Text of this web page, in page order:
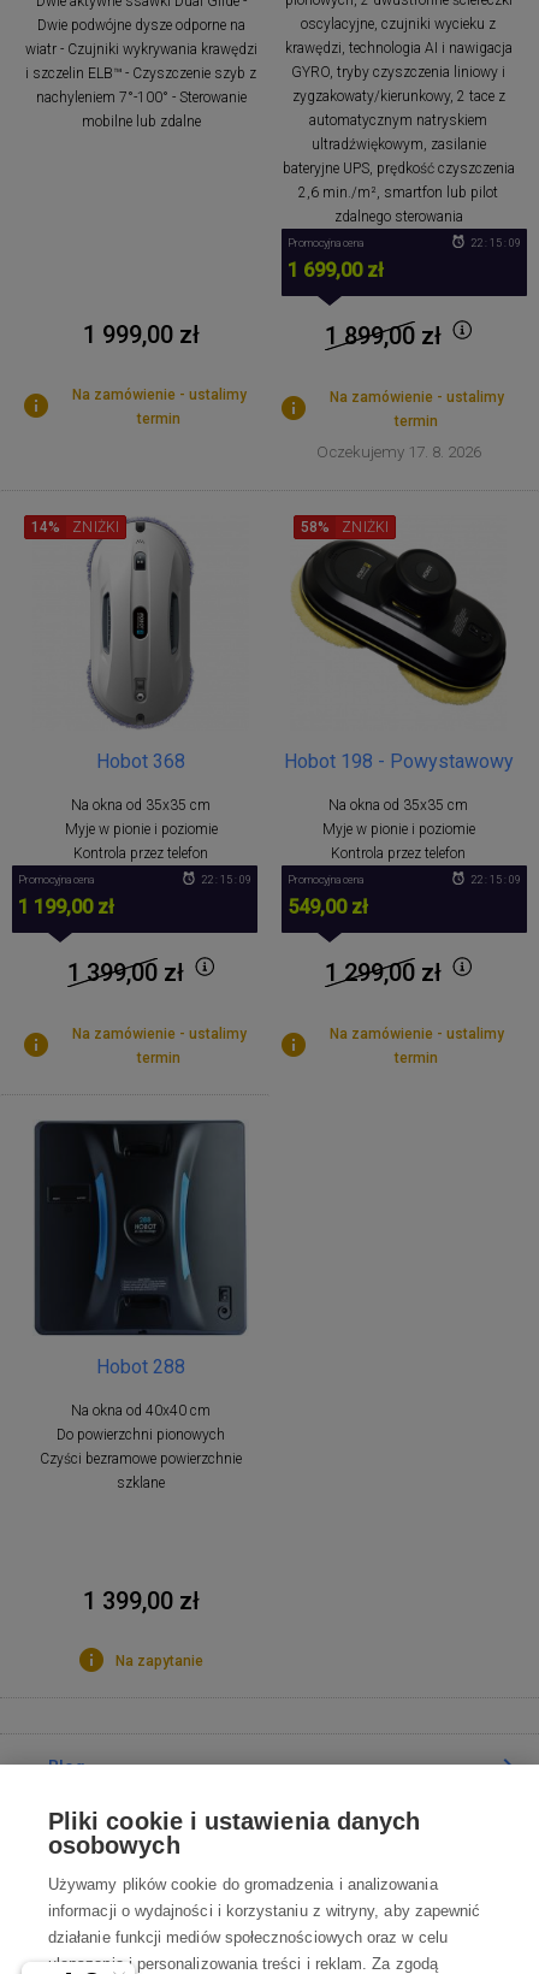
Dwie podwójne dysze odporne na
wiatr - Czujniki wykrywania krawędzi
i szczelin ELB™ - Czyszczenie szyb z
nachyleniem 7°-100° - Sterowanie
mobilne lub zdalne
1 999,00 zł
Na zamówienie - ustalimy
termin
oscylacyjne, czujniki wycieku z
krawędzi, technologia AI i nawigacja
GYRO, tryby czyszczenia liniowy i
zygzakowaty/kierunkowy, 2 tace z
automatycznym natryskiem
ultradźwiękowym, zasilanie
bateryjne UPS, prędkość czyszczenia
2,6 min./m², smartfon lub pilot
zdalnego sterowania
Promocyjna cena
1 699,00 zł
22 : 15 : 09
1 899,00zł
Na zamówienie - ustalimy
termin
Oczekujemy 17. 8. 2026
Hobot 368
Na okna od 35x35 cm
Myje w pionie i poziomie
Kontrola przez telefon
14% ZNIŻKI
Promocyjna cena
1 199,00 zł
22 : 15 : 09
1 399,00zł
Na zamówienie - ustalimy
termin
Hobot 198 - Powystawowy
Na okna od 35x35 cm
Myje w pionie i poziomie
Kontrola przez telefon
58% ZNIŻKI
Promocyjna cena
549,00 zł
22 : 15 : 09
1 299,00zł
Na zamówienie - ustalimy
termin
Hobot 288
Na okna od 40x40 cm
Do powierzchni pionowych
Czyści bezramowe powierzchnie
szklane
1 399,00 zł
Na zapytanie
Blog
Poradnia
Wszystko o zakupach
Kontakt
Pliki cookie i ustawienia danych
osobowych
Używamy plików cookie do gromadzenia i analizowania
informacji o wydajności i korzystaniu z witryny, aby zapewnić
działanie funkcji mediów społecznościowych oraz w celu
ulepszania i personalizowania treści i reklam. Za zgodą